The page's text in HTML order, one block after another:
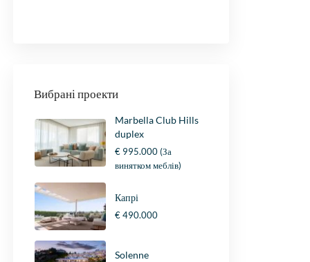
Вибрані проекти
Marbella Club Hills
duplex
€ 995.000(За
винятком меблів)
Капрі
€ 490.000
Solenne